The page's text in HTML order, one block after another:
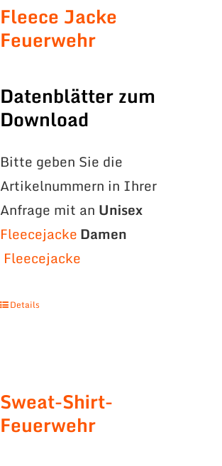
Fleece Jacke
Feuerwehr
Datenblätter zum
Download
Bitte geben Sie die
Artikelnummern in Ihrer
Anfrage mit an Unisex
FleecejackeDamen
Fleecejacke
Details
Sweat-Shirt-
Feuerwehr